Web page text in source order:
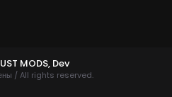
MODS, Dev
/ All rights reserved.